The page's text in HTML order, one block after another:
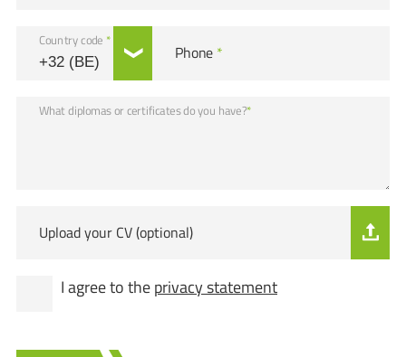
Country code *
Phone *
What diplomas or certificates do you have?*
Upload your CV (optional)
I agree to theprivacy statement